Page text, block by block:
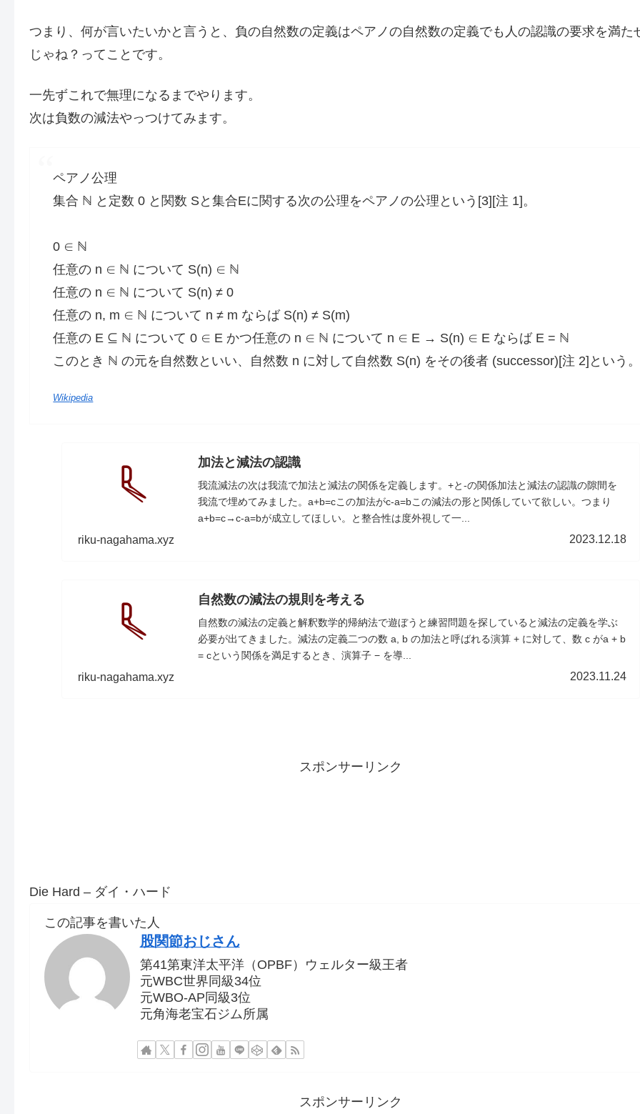
つまり、何が言いたいかと言うと、負の自然数の定義はペアノの自然数の定義でも人の認識の要求を満た
じゃね？ってことです。
一先ずこれで無理になるまでやります。
次は負数の減法やっつけてみます。
ペアノ公理
集合 ℕ と定数 0 と関数 Sと集合Eに関する次の公理をペアノの公理という[3][注 1]。
0 ∈ ℕ
任意の n ∈ ℕ について S(n) ∈ ℕ
任意の n ∈ ℕ について S(n) ≠ 0
任意の n, m ∈ ℕ について n ≠ m ならば S(n) ≠ S(m)
任意の E ⊆ ℕ について 0 ∈ E かつ任意の n ∈ ℕ について n ∈ E → S(n) ∈ E ならば E = ℕ
このとき ℕ の元を自然数といい、自然数 n に対して自然数 S(n) をその後者 (successor)[注 2]という
Wikipedia
加法と減法の認識
我流減法の次は我流で加法と減法の関係を定義します。+と-の関係加法と減法の認識の隙間を
我流で埋めてみました。a+b=cこの加法がc-a=bこの減法の形と関係していて欲しい。つまり
a+b=c→c-a=bが成立してほしい。と整合性は度外視して一...
riku-nagahama.xyz 2023.12.18
自然数の減法の規則を考える
自然数の減法の定義と解釈数学的帰納法で遊ぼうと練習問題を探していると減法の定義を学ぶ
必要が出てきました。減法の定義二つの数 a, b の加法と呼ばれる演算 + に対して、数 c がa + b
= cという関係を満足するとき、演算子 − を導...
riku-nagahama.xyz 2023.11.24
スポンサーリンク
Die Hard – ダイ・ハード
この記事を書いた人
股関節おじさん
第41第東洋太平洋（OPBF）ウェルター級王者
元WBC世界同級34位
元WBO-AP同級3位
元角海老宝石ジム所属
スポンサーリンク